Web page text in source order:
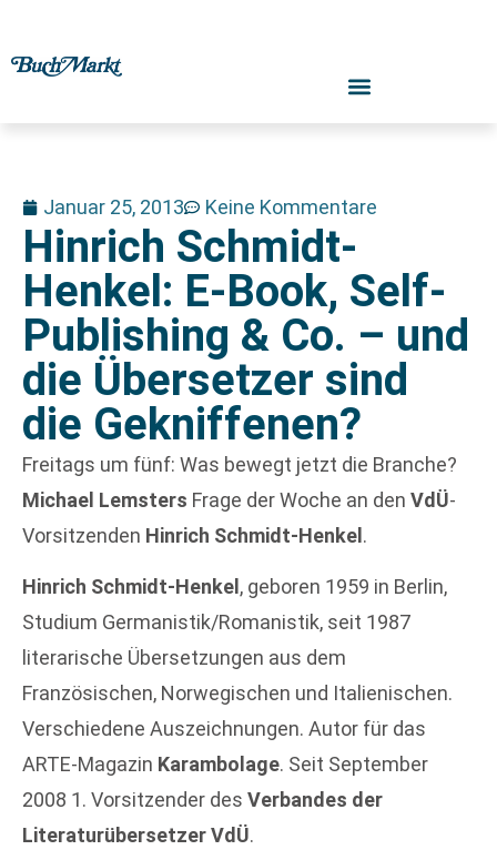
Januar 25, 2013 Keine Kommentare
Hinrich Schmidt-
Henkel: E-Book, Self-
Publishing & Co. – und
die Übersetzer sind
die Gekniffenen?
Freitags um fünf: Was bewegt jetzt die Branche?
Michael Lemsters Frage der Woche an den VdÜ-
Vorsitzenden Hinrich Schmidt-Henkel .
Hinrich Schmidt-Henkel , geboren 1959 in Berlin,
Studium Germanistik/Romanistik, seit 1987
literarische Übersetzungen aus dem
Französischen, Norwegischen und Italienischen.
Verschiedene Auszeichnungen. Autor für das
ARTE-Magazin Karambolage. Seit September
2008 1. Vorsitzender des Verbandes der
Literaturübersetzer VdÜ.